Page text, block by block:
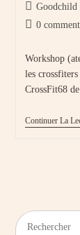
Auteur/autrice
de
Goodchild
Commentaires
la
publication :
0
Workshop
les
CrossFit68
Continuer La